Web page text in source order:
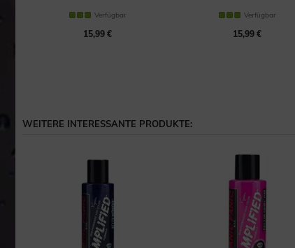
Verfügbar
15,99 €
Verfügbar
15,99 €
WEITERE INTERESSANTE PRODUKTE: